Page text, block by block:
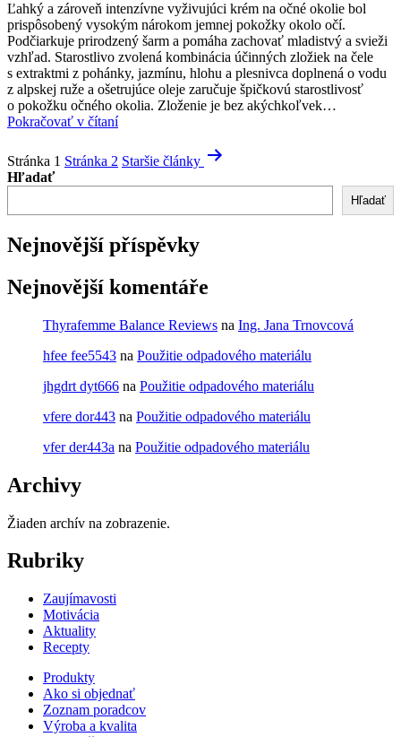
Ľahký a zároveň intenzívne vyživujúci krém na očné okolie bol
prispôsobený vysokým nárokom jemnej pokožky okolo očí.
Podčiarkuje prirodzený šarm a pomáha zachovať mladistvý a svieži
vzhľad. Starostlivo zvolená kombinácia účinných zložiek na čele
s extraktmi z pohánky, jazmínu, hlohu a plesnivca doplnená o vodu
z alpskej ruže a ošetrujúce oleje zaručuje špičkovú starostlivosť
o pokožku očného okolia. Zloženie je bez akýchkoľvek…
Pokračovať v čítaníVJ
na
okolie
očí
Stránkovanie
príspevkov
Stránka 1 Stránka 2 Staršie články
Hľadať
Hľadať
Nejnovější příspěvky
Nejnovější komentáře
Thyrafemme Balance Reviews na Ing. Jana Trnovcová
hfee fee5543 na Použitie odpadového materiálu
jhgdrt dyt666 na Použitie odpadového materiálu
vfere dor443 na Použitie odpadového materiálu
vfer der443a na Použitie odpadového materiálu
Archivy
Žiaden archív na zobrazenie.
Rubriky
Zaujímavosti
Motivácia
Aktuality
Recepty
Produkty
Ako si objednať
Zoznam poradcov
Výroba a kvalita